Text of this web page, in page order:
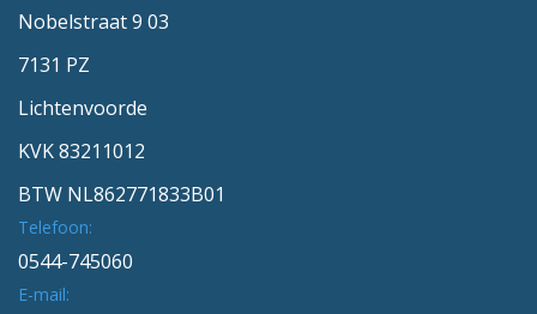
Nobelstraat 9 03
7131 PZ
Lichtenvoorde
KVK 83211012
BTW NL862771833B01
Telefoon:
0544-745060
E-mail: